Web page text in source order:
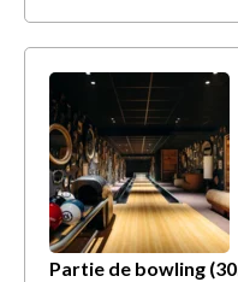
Partie de bowling